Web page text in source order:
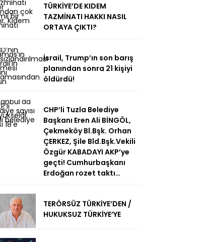
TÜRKİYE’DE KIDEM
TAZMİNATI HAKKI NASIL
ORTAYA ÇIKTI?
İsrail, Trump’ın son barış
planından sonra 21 kişiyi
öldürdü!
CHP’li Tuzla Belediye
Başkanı Eren Ali BİNGÖL,
Çekmeköy Bl.Bşk. Orhan
ÇERKEZ, Şile Bld.Bşk.Vekili
Özgür KABADAYI AKP’ye
geçti! Cumhurbaşkanı
Erdoğan rozet taktı…
TERÖRSÜZ TÜRKİYE’DEN /
HUKUKSUZ TÜRKİYE’YE